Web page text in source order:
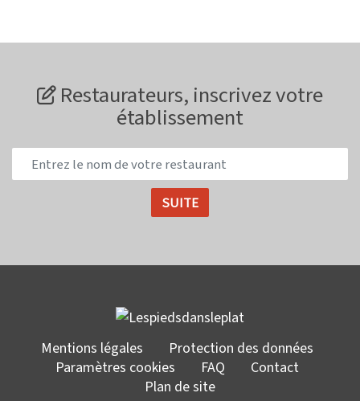
Restaurateurs, inscrivez votre
établissement
Mentions légales
Protection des données
Paramètres cookies
FAQ
Contact
Plan de site